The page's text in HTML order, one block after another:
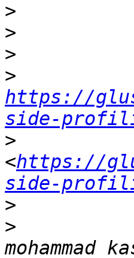
>
>
>
>
https://
side-
>
<https://
side-
>
> On